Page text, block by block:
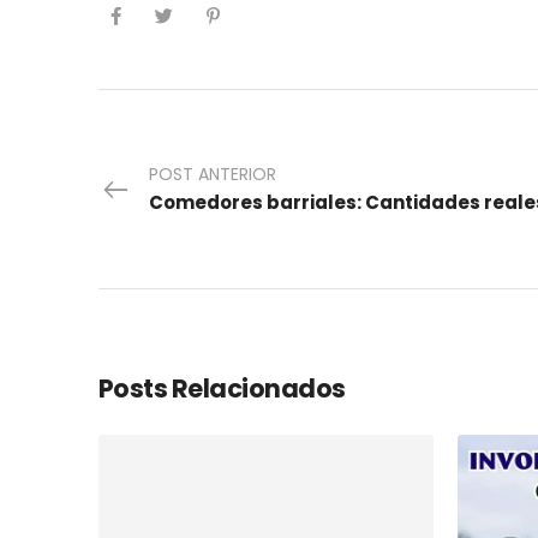
POST ANTERIOR
Comedores barriales: Cantidades
Posts Relacionados